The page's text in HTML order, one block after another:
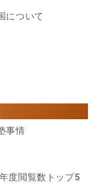
について
事情
度閲覧数トップ5